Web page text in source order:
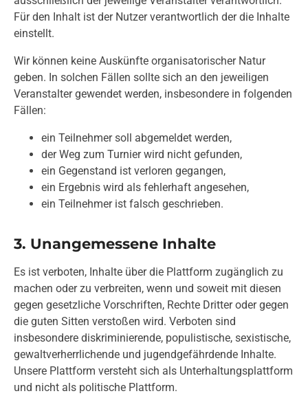
Für den Inhalt ist der Nutzer verantwortlich der die Inhalte
einstellt.
Wir können keine Auskünfte organisatorischer Natur
geben. In solchen Fällen sollte sich an den jeweiligen
Veranstalter gewendet werden, insbesondere in folgenden
Fällen:
ein Teilnehmer soll abgemeldet werden,
der Weg zum Turnier wird nicht gefunden,
ein Gegenstand ist verloren gegangen,
ein Ergebnis wird als fehlerhaft angesehen,
ein Teilnehmer ist falsch geschrieben.
3. Unangemessene Inhalte
Es ist verboten, Inhalte über die Plattform zugänglich zu
machen oder zu verbreiten, wenn und soweit mit diesen
gegen gesetzliche Vorschriften, Rechte Dritter oder gegen
die guten Sitten verstoßen wird. Verboten sind
insbesondere diskriminierende, populistische, sexistische,
gewaltverherrlichende und jugendgefährdende Inhalte.
Unsere Plattform versteht sich als Unterhaltungsplattform
und nicht als politische Plattform.